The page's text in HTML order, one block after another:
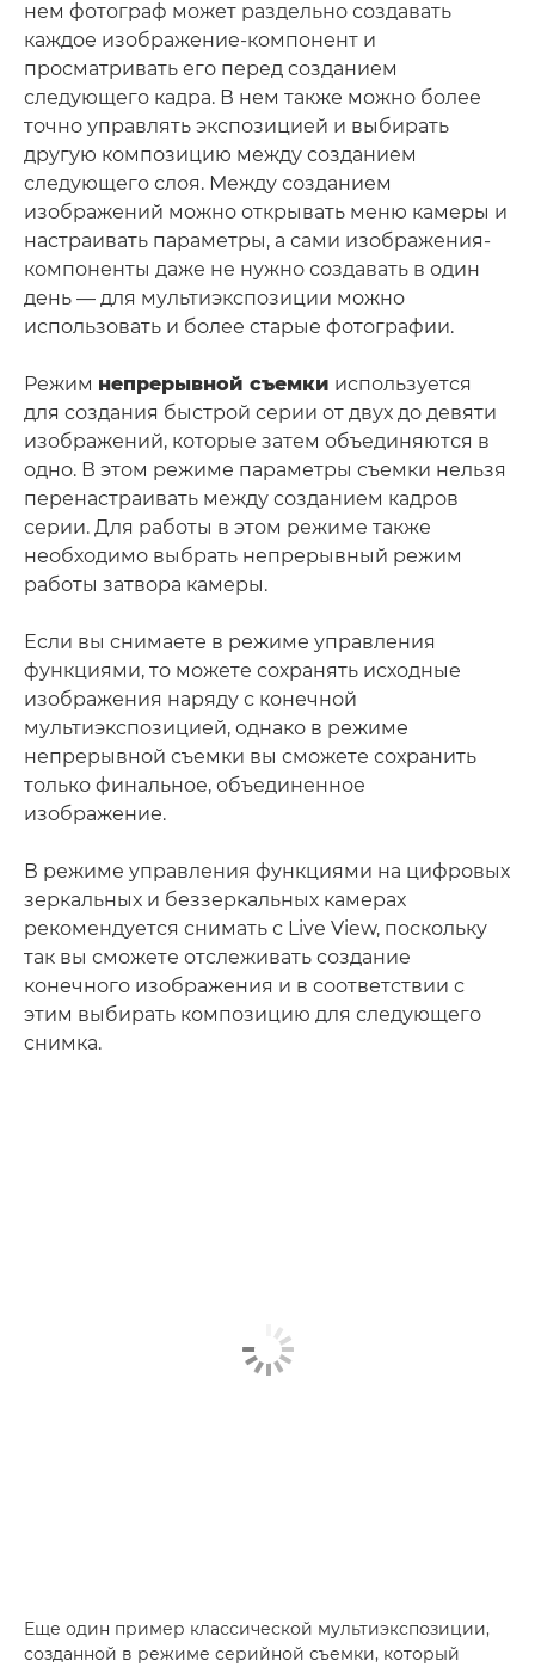
нем фотограф может раздельно создавать
каждое изображение-компонент и
просматривать его перед созданием
следующего кадра. В нем также можно более
точно управлять экспозицией и выбирать
другую композицию между созданием
следующего слоя. Между созданием
изображений можно открывать меню камеры и
настраивать параметры, а сами изображения-
компоненты даже не нужно создавать в один
день — для мультиэкспозиции можно
использовать и более старые фотографии.
Режим непрерывной съемки используется
для создания быстрой серии от двух до девяти
изображений, которые затем объединяются в
одно. В этом режиме параметры съемки нельзя
перенастраивать между созданием кадров
серии. Для работы в этом режиме также
необходимо выбрать непрерывный режим
работы затвора камеры.
Если вы снимаете в режиме управления
функциями, то можете сохранять исходные
изображения наряду с конечной
мультиэкспозицией, однако в режиме
непрерывной съемки вы сможете сохранить
только финальное, объединенное
изображение.
В режиме управления функциями на цифровых
зеркальных и беззеркальных камерах
рекомендуется снимать с Live View, поскольку
так вы сможете отслеживать создание
конечного изображения и в соответствии с
этим выбирать композицию для следующего
снимка.
Еще один пример классической мультиэкспозиции,
созданной в режиме серийной съемки, который